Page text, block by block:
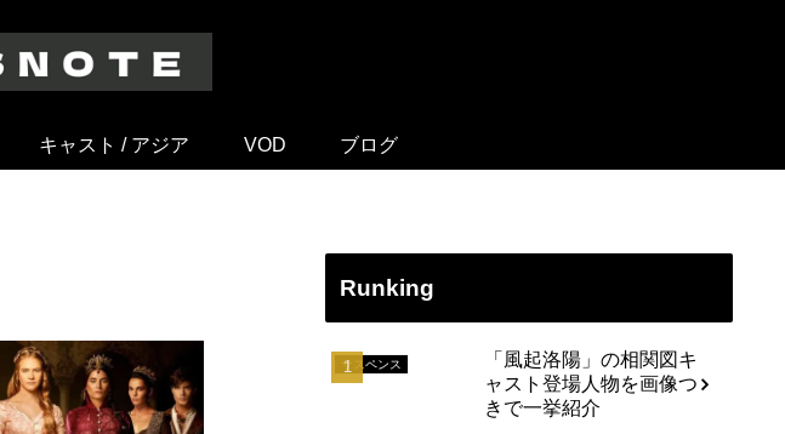
キャスト / アジア VOD ブログ
Runking
サスペンス
「風起洛陽」の相関図キ
ャスト登場人物を画像つ
きで一挙紹介